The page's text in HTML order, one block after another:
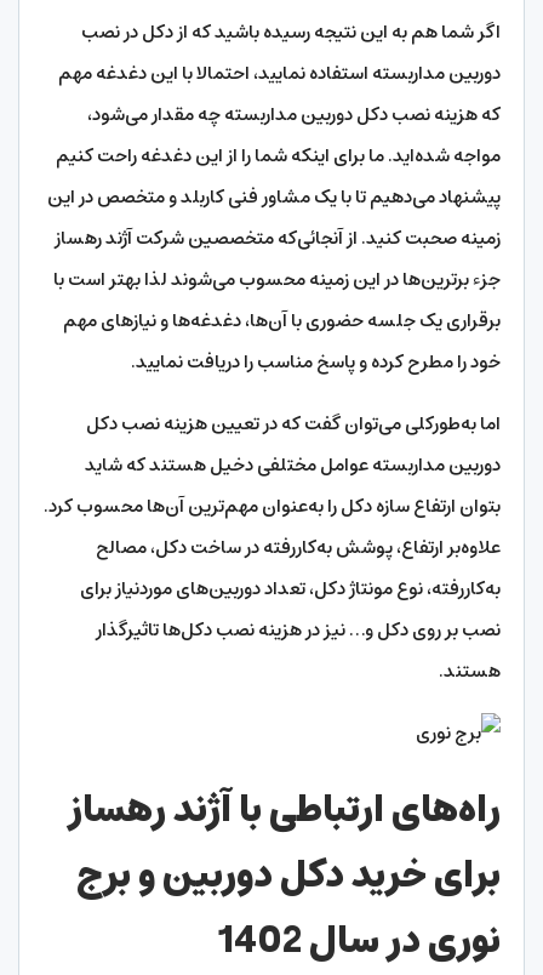
اگر شما هم به این نتیجه رسیده باشید که از دکل در نصب
دوربین مداربسته استفاده نمایید، احتمالا با این دغدغه مهم
که هزینه نصب دکل دوربین مداربسته چه مقدار می‌شود،
مواجه شده‌اید. ما برای اینکه شما را از این دغدغه راحت کنیم
پیشنهاد می‌دهیم تا با یک مشاور فنی کاربلد و متخصص در این
زمینه صحبت کنید. از آنجائی‌که متخصصین شرکت آژند رهساز
جزء برترین‌ها در این زمینه محسوب می‌شوند لذا بهتر است با
برقراری یک جلسه حضوری با آن‌ها، دغدغه‌ها و نیازهای مهم
خود را مطرح کرده و پاسخ مناسب را دریافت نمایید.
اما به‌طورکلی می‌توان گفت که در تعیین هزینه نصب دکل
دوربین مداربسته عوامل مختلفی دخیل هستند که شاید
بتوان ارتفاع سازه دکل را به‌عنوان مهم‌ترین آن‌ها محسوب کرد.
علاوه‌بر ارتفاع، پوشش به‌کاررفته در ساخت دکل، مصالح
به‌کاررفته، نوع مونتاژ دکل، تعداد دوربین‌های موردنیاز برای
نصب بر روی دکل و… نیز در هزینه نصب دکل‌ها تاثیرگذار
هستند.
راه‌های ارتباطی با آژند رهساز
برای خرید دکل دوربین و برج
نوری در سال 1402